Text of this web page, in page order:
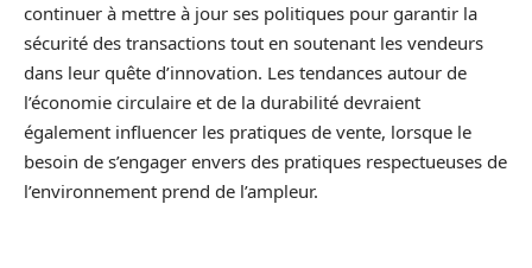
continuer à mettre à jour ses politiques pour garantir la
sécurité des transactions tout en soutenant les vendeurs
dans leur quête d’innovation. Les tendances autour de
l’économie circulaire et de la durabilité devraient
également influencer les pratiques de vente, lorsque le
besoin de s’engager envers des pratiques respectueuses de
l’environnement prend de l’ampleur.